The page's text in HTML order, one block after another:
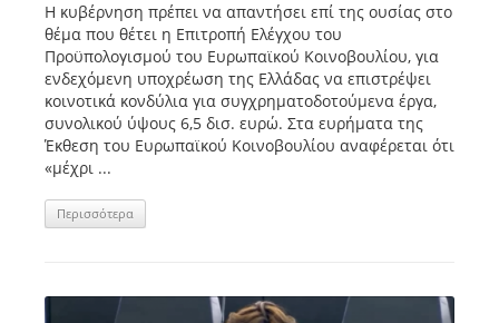
Η κυβέρνηση πρέπει να απαντήσει επί της ουσίας στο
θέμα που θέτει η Επιτροπή Ελέγχου του
Προϋπολογισμού του Ευρωπαϊκού Κοινοβουλίου, για
ενδεχόμενη υποχρέωση της Ελλάδας να επιστρέψει
κοινοτικά κονδύλια για συγχρηματοδοτούμενα έργα,
συνολικού ύψους 6,5 δισ. ευρώ. Στα ευρήματα της
Έκθεση του Ευρωπαϊκού Κοινοβουλίου αναφέρεται ότι
«μέχρι ...
Περισσότερα